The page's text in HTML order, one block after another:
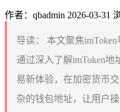
作者：qbadmin 2026-03-31
导读：
本文聚焦
通过深入了解imToken
易新体验，在加密货币
杂的钱包地址，让用户